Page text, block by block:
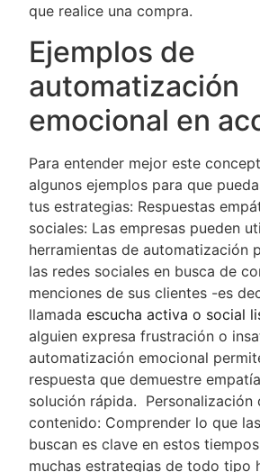
que realice una compra.
Ejemplos de
automatización
emocional en
Para entender mejor este
algunos ejemplos para que
tus estrategias: Respuestas
sociales: Las empresas pueden
herramientas de automatización
las redes sociales en busca de
menciones de sus clientes -es
llamada escucha activa o social
alguien expresa frustración o
automatización emocional
respuesta que demuestre
solución rápida. Personalización
contenido: Comprender lo que
buscan es clave en estos
muchas estrategias de todo tipo